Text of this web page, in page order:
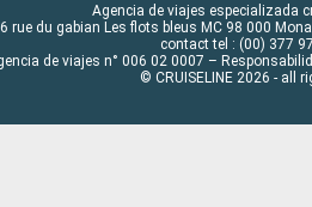
Agencia de viajes especializada
rue du gabian Les flots bleus MC 98 000
contact tel : (00) 377
de viajes n° 006 02 0007 –
© CRUISELINE 2026 - all